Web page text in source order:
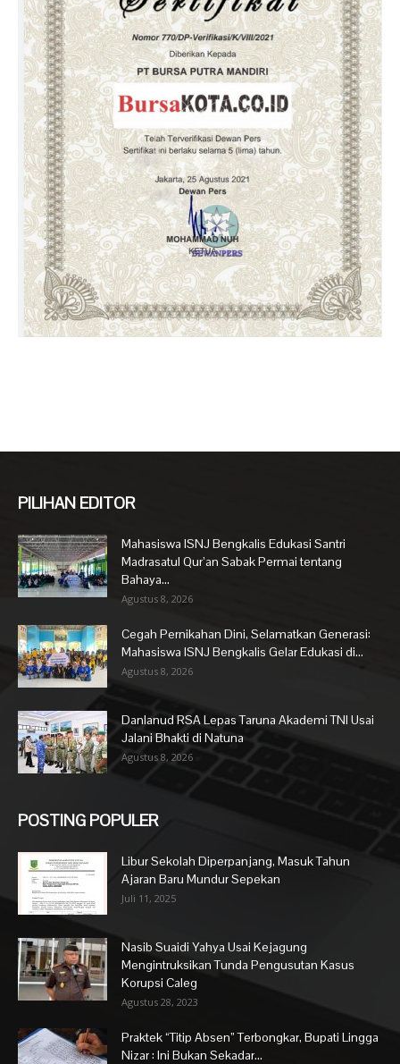
PILIHAN EDITOR
Mahasiswa ISNJ Bengkalis Edukasi Santri
Madrasatul Qur’an Sabak Permai tentang
Bahaya...
Agustus 8, 2026
Cegah Pernikahan Dini, Selamatkan Generasi:
Mahasiswa ISNJ Bengkalis Gelar Edukasi di...
Agustus 8, 2026
Danlanud RSA Lepas Taruna Akademi TNI Usai
Jalani Bhakti di Natuna
Agustus 8, 2026
POSTING POPULER
Libur Sekolah Diperpanjang, Masuk Tahun
Ajaran Baru Mundur Sepekan
Juli 11, 2025
Nasib Suaidi Yahya Usai Kejagung
Mengintruksikan Tunda Pengusutan Kasus
Korupsi Caleg
Agustus 28, 2023
Praktek “Titip Absen” Terbongkar, Bupati Lingga
Nizar : Ini Bukan Sekadar...